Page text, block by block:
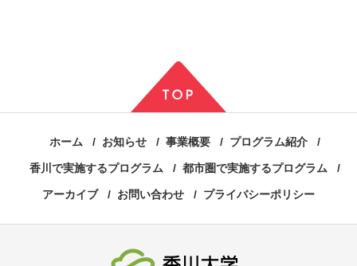
ホーム お知らせ 事業概要 プログラム紹介
香川で実施するプログラム 都市圏で実施するプログラム
アーカイブ お問い合わせ プライバシーポリシー